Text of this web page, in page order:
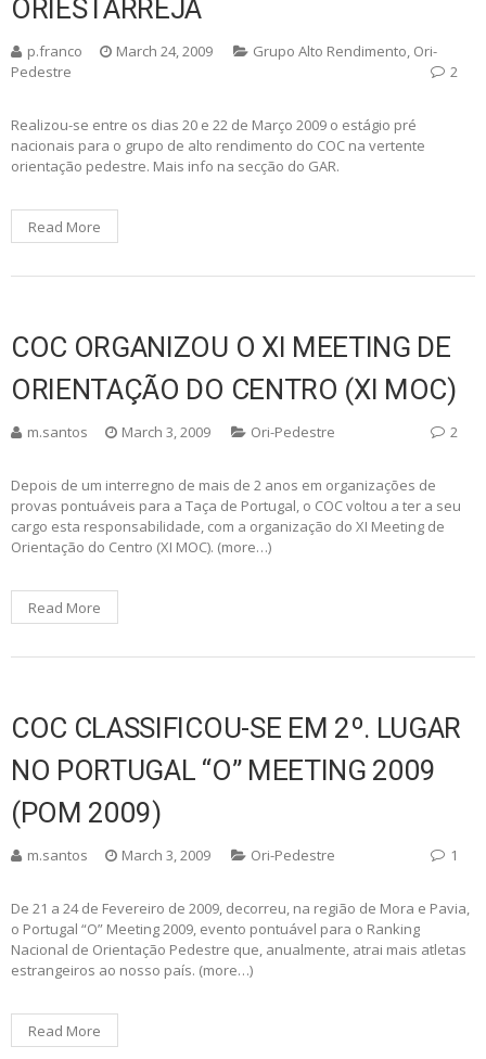
ORIESTARREJA
p.franco March 24, 2009 Grupo Alto Rendimento, Ori-
Pedestre
2
Realizou-se entre os dias 20 e 22 de Março 2009 o estágio pré
nacionais para o grupo de alto rendimento do COC na vertente
orientação pedestre. Mais info na secção do GAR.
Read More
COC ORGANIZOU O XI MEETING DE
ORIENTAÇÃO DO CENTRO (XI MOC)
m.santos March 3, 2009 Ori-Pedestre 2
Depois de um interregno de mais de 2 anos em organizações de
provas pontuáveis para a Taça de Portugal, o COC voltou a ter a seu
cargo esta responsabilidade, com a organização do XI Meeting de
Orientação do Centro (XI MOC). (more…)
Read More
COC CLASSIFICOU-SE EM 2º. LUGAR
NO PORTUGAL “O” MEETING 2009
(POM 2009)
m.santos March 3, 2009 Ori-Pedestre 1
De 21 a 24 de Fevereiro de 2009, decorreu, na região de Mora e Pavia,
o Portugal “O” Meeting 2009, evento pontuável para o Ranking
Nacional de Orientação Pedestre que, anualmente, atrai mais atletas
estrangeiros ao nosso país. (more…)
Read More